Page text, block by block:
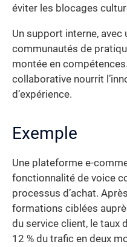
éviter les blocages
Un support interne, avec
communautés de
montée en
collaborative nourrit
d’expérience.
Exemple
Une plateforme e-
fonctionnalité de voice
processus d’achat.
formations ciblées
du service client, le taux
12 % du trafic en deux